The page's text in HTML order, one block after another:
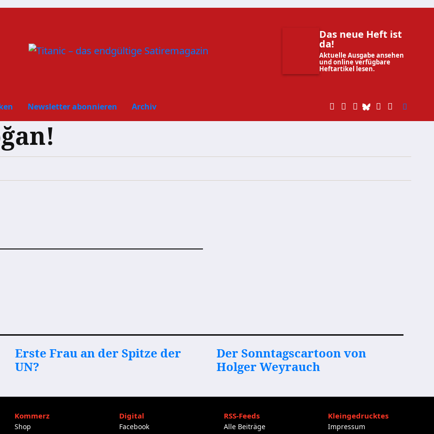
Das neue Heft ist
da!
Aktuelle Ausgabe ansehen
und online verfügbare
Heftartikel lesen.
Newsletter abonnieren Archiv
Erste Frau an der Spitze der
UN?
Der Sonntagscartoon von
Holger Weyrauch
Kommerz
Shop
Digital
Facebook
RSS-Feeds
Alle Beiträge
Kleingedrucktes
Impressum